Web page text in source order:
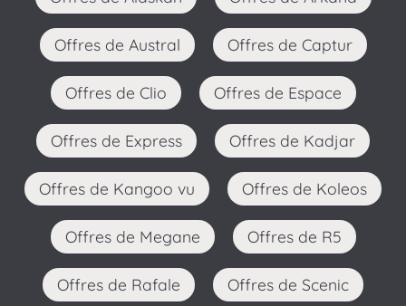
Offres de Austral Offres de Captur
Offres de Clio Offres de Espace
Offres de Express Offres de Kadjar
Offres de Kangoo vu Offres de Koleos
Offres de Megane Offres de R5
Offres de Rafale Offres de Scenic